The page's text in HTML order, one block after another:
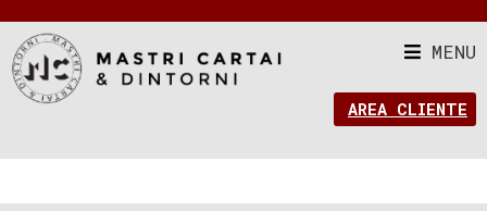
MENU
AREA CLIENTE